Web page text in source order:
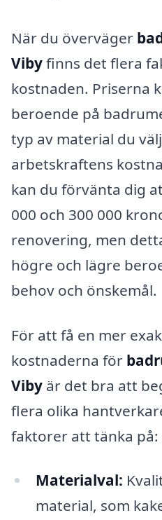
När du överväger
Vibyfinns det flera
kostnaden. Priserna
beroende på
typ av material du
arbetskraftens
kan du förvänta dig
000 och 300 000
renovering, men
högre och lägre
behov och önskemål.
För att få en mer
kostnaderna för
Viby är det bra att
flera olika
faktorer att tänka på:
Materialval:
material, som